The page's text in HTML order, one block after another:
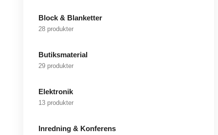
Block & Blanketter
28 produkter
Butiksmaterial
29 produkter
Elektronik
13 produkter
Inredning & Konferens